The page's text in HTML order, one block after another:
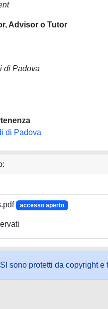
Advisor o Tutor
di Padova
di Padova
accesso aperto
sono protetti da copyright